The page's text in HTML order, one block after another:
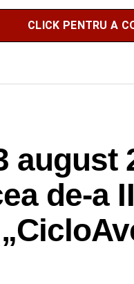
CLICK PENTRU A
august
de-a